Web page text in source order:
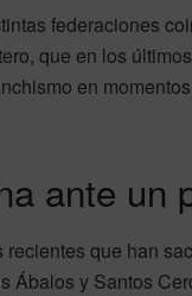
federaciones
que en los
en
ante un
recientes que han
Ábalos y Santos